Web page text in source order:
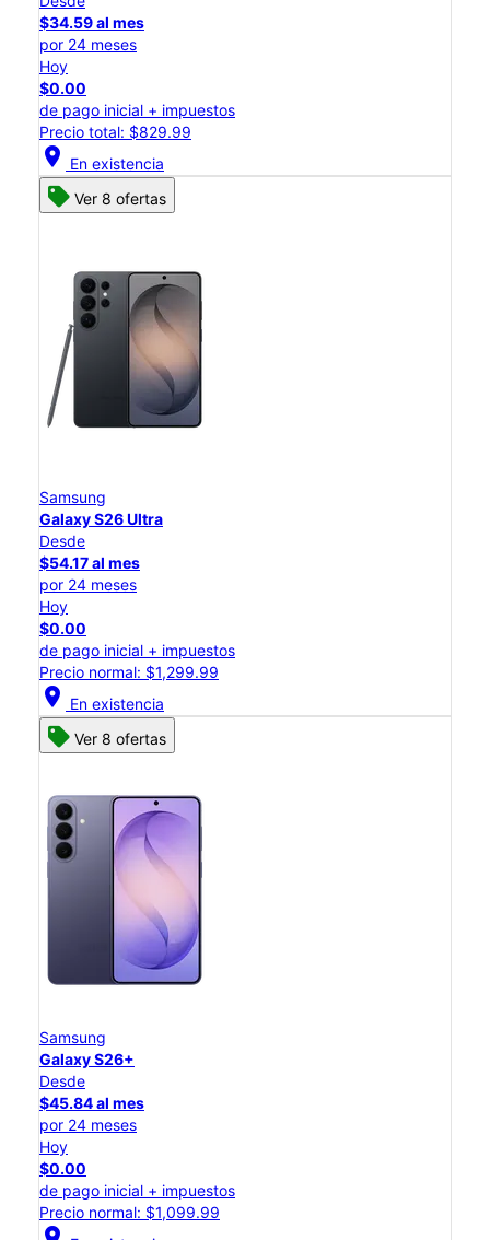
$34.59 al mes
por 24 meses
Hoy
$0.00
de pago inicial + impuestos
Precio total: $829.99
location_on En existencia
Ver 8 ofertas
Samsung
Galaxy S26 Ultra
Desde
$54.17 al mes
por 24 meses
Hoy
$0.00
de pago inicial + impuestos
Precio normal: $1,299.99
location_on En existencia
Ver 8 ofertas
Samsung
Galaxy S26+
Desde
$45.84 al mes
por 24 meses
Hoy
$0.00
de pago inicial + impuestos
Precio normal: $1,099.99